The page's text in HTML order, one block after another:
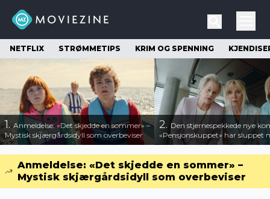
NETFLIX STRØMMETIPS KRIM OG SPENNING
1.Anmeldelse: «Det skjedde en sommer» –
Mystisk skjærgårdsidyll som overbeviser
2. Den stjernespekkede nye
«Pensjonskuppet» har sluppet
Anmeldelse: «Det skjedde en sommer» –
Mystisk skjærgårdsidyll som overbeviser